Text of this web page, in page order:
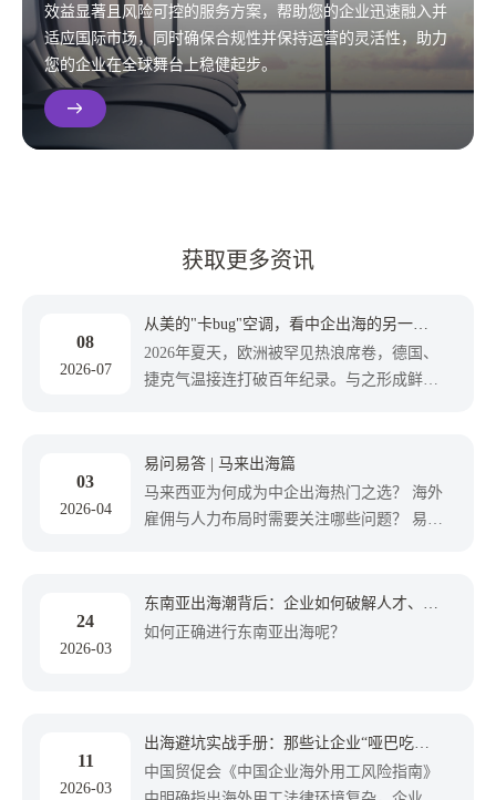
效益显著且风险可控的服务方案，帮助您的企业迅速融入并
适应国际市场，同时确保合规性并保持运营的灵活性，助力
您的企业在全球舞台上稳健起步。
获取更多资讯
08
2026-07
从美的"卡bug"空调，看中企出海的另一种
本土化
2026年夏天，欧洲被罕见热浪席卷，德国、
捷克气温接连打破百年纪录。与之形成鲜明
美的PortaSplit便携空调成了硬通货：德国首
发即售罄，二手市场溢价高达2-3倍，甚至
催生了付费查库存的网站，一举入选《时
火遍欧洲，靠的不是颠覆性技术，而是对规
03
2026-04
易问易答 | 马来出海篇
马来西亚为何成为中企出海热门之选？ 海外
雇佣与人力布局时需要关注哪些问题？ 易小
24
2026-03
东南亚出海潮背后：企业如何破解人才、合
规与文化的“三重门”？
如何正确进行东南亚出海呢？
11
2026-03
出海避坑实战手册：那些让企业“哑巴吃黄
连”的隐性风险
中国贸促会《中国企业海外用工风险指南》